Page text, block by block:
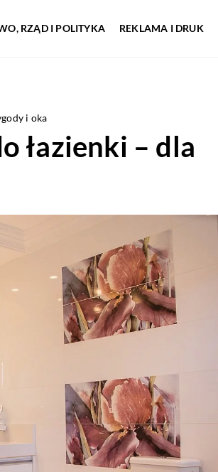
RZĄD I POLITYKA REKLAMA I DRUK
i oka
łazienki – dla